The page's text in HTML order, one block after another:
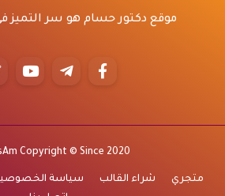
موقع دكتور حسام هو سر التميز
Copyright © Since 2020
متجري شراء القالب سياسة